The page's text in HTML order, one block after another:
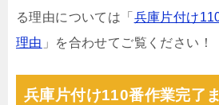
る理由については「 兵庫片付け
理由 」を合わせてご覧ください！
兵庫片付け110番作業完了